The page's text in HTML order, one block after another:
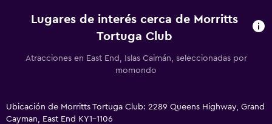
Lugares de interés cerca de Morritts
Tortuga Club
Atracciones en East End, Islas Caimán, seleccionadas por
momondo
Ubicación de Morritts Tortuga Club: 2289 Queens Highway, Grand
Cayman, East End KY1-1106